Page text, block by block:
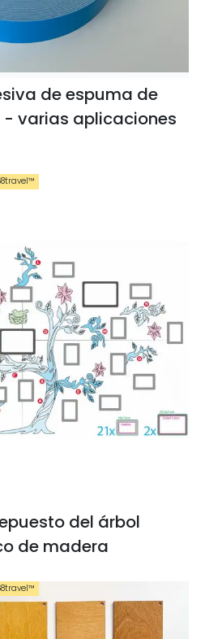
de espuma de
varias aplicaciones
del árbol
de madera